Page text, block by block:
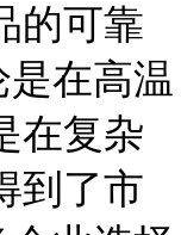
的可靠
在高温
在复杂
到了市